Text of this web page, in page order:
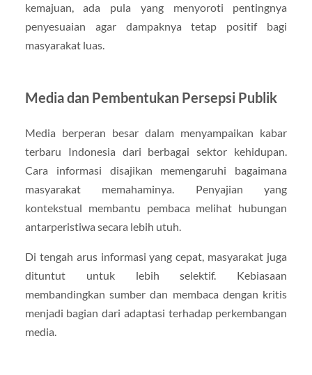
kemajuan, ada pula yang menyoroti pentingnya
penyesuaian agar dampaknya tetap positif bagi
masyarakat luas.
Media dan Pembentukan Persepsi Publik
Media berperan besar dalam menyampaikan kabar
terbaru Indonesia dari berbagai sektor kehidupan.
Cara informasi disajikan memengaruhi bagaimana
masyarakat memahaminya. Penyajian yang
kontekstual membantu pembaca melihat hubungan
antarperistiwa secara lebih utuh.
Di tengah arus informasi yang cepat, masyarakat juga
dituntut untuk lebih selektif. Kebiasaan
membandingkan sumber dan membaca dengan kritis
menjadi bagian dari adaptasi terhadap perkembangan
media.